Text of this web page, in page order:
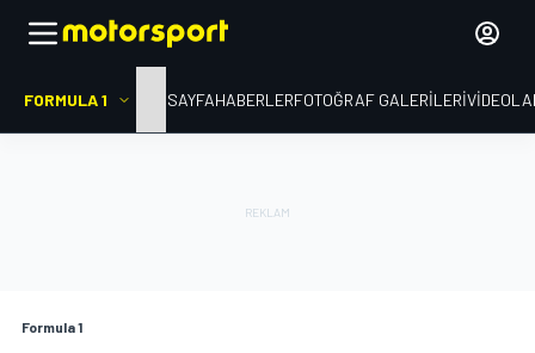
FORMULA 1 ANA SAYFAHABERLERFOTOĞRAF GALERILERI
Formula 1